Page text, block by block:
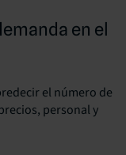
en el
el número de
personal y